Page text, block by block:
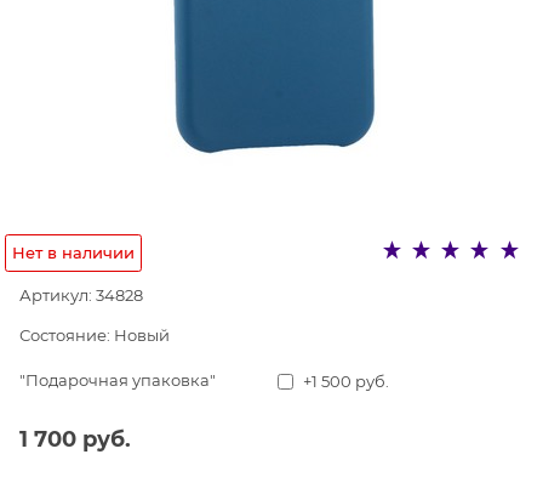
Нет в наличии
Артикул: 34828
Состояние: Новый
"Подарочная упаковка" +1 500 руб.
1 700 руб.